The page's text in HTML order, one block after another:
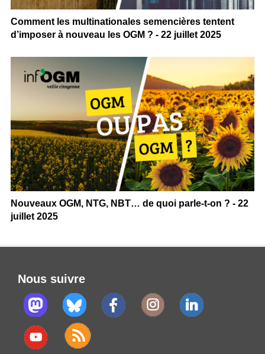
Comment les multinationales semencières tentent
d’imposer à nouveau les OGM ? - 22 juillet 2025
Nouveaux OGM, NTG, NBT… de quoi parle-t-on ? - 22
juillet 2025
Nous suivre